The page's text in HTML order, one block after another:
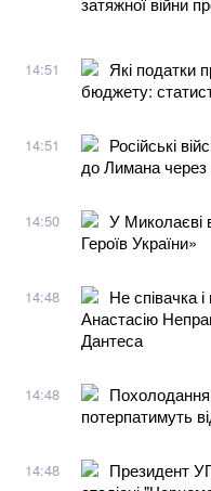
14:51
Які податки
бюджету:
14:51
Російські
до Лимана через
14:50
У Миколаєві
Героїв України»
14:48
Не співачка
Анастасію
Дантеса
14:48
Похолодання
потерпатимуть
14:48
Президент